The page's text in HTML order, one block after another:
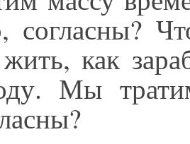
согласны?
как
Мы